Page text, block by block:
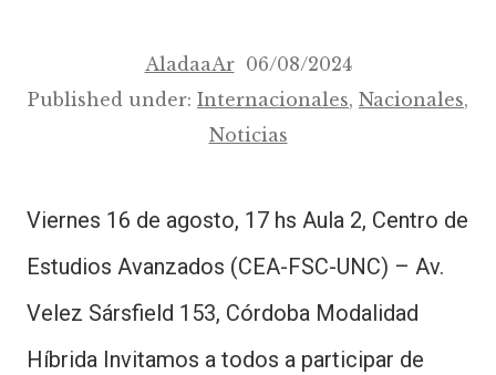
AladaaAr 06/08/2024
Published under: Internacionales, Nacionales,
Noticias
Viernes 16 de agosto, 17 hs Aula 2, Centro de
Estudios Avanzados (CEA-FSC-UNC) – Av.
Velez Sársfield 153, Córdoba Modalidad
Híbrida Invitamos a todos a participar de